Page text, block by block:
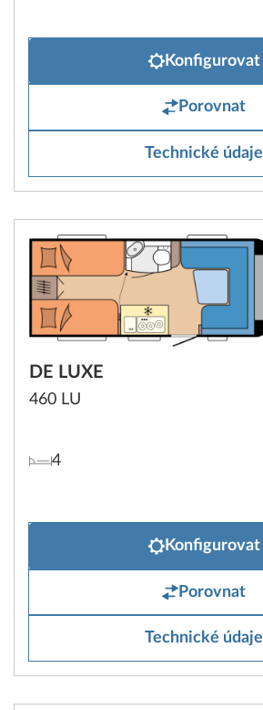
Konfigurovat
Porovnat
Technické údaje
DE LUXE
460 LU
4
Konfigurovat
Porovnat
Technické údaje